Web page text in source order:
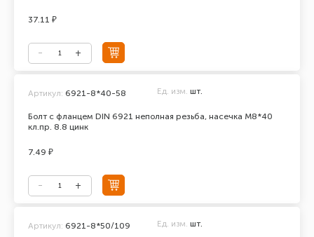
37.11 ₽
Болт с фланцем DIN 6921 неполная резьба, насечка М8*40
кл.пр. 8.8 цинк
Артикул: 6921-8*40-58 Ед. изм. шт.
7.49 ₽
Артикул: 6921-8*50/109 Ед. изм. шт.